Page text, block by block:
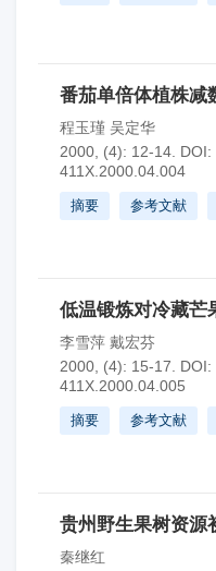
番茄单倍体植株减
程玉瑾 吴定华
2000, (4): 12-14. DOI:
411X.2000.04.004
摘要 参考文献
低温锻炼对冷藏芒
李雪萍 戴宏芬
2000, (4): 15-17.
DOI:
411X.2000.04.005
摘要 参考文献
贵州野生果树资源
秦继红